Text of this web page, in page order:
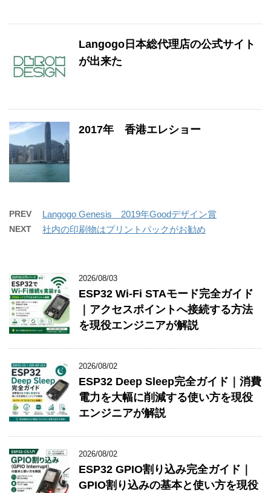
Langogo日本総代理店の公式サイト
が出来た
2017年 香港エレショー
PREV Langogo Genesis 2019年Goodデザイン賞
NEXT 社内の印刷物はプリントパックがお勧め
2026/08/03
ESP32 Wi-Fi STAモード完全ガイド
｜アクセスポイントへ接続する方法
を現役エンジニアが解説
2026/08/02
ESP32 Deep Sleep完全ガイド｜消費
電力を大幅に削減する使い方を現役
エンジニアが解説
2026/08/02
ESP32 GPIO割り込み完全ガイド｜
GPIO割り込みの基本と使い方を現役